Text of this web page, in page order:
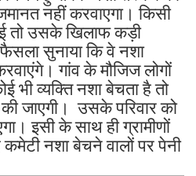
नहीं करवाएगा। किसी
तो उसके खिलाफ कड़ी
सुनाया कि वे नशा
गांव के मौजिज लोगों
भी व्यक्ति नशा बेचता है तो
जाएगी। उसके परिवार को
इसी के साथ ही ग्रामीणों
नशा बेचने वालों पर पेनी